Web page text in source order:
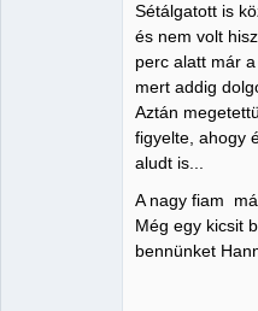
Sétálgatott is
és nem volt
perc alatt már
mert addig
Aztán
figyelte, ahogy
aludt is...
A nagy fiam
Még egy kicsit
bennünket